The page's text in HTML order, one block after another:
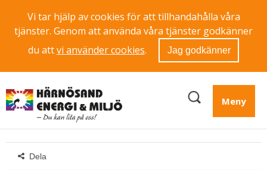
Vi tar hjälp av cookies för att tillhandahålla våra
tjänster. Genom att använda våra tjänster godkänner
du attvi använder cookies. Jag godkänner
Meny
Dela